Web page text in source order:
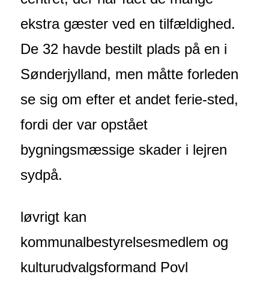
ekstra gæster ved en tilfældighed.
De 32 havde bestilt plads på en i
Sønderjylland, men måtte forleden
se sig om efter et andet ferie-sted,
fordi der var opstået
bygningsmæssige skader i lejren
sydpå.
løvrigt kan
kommunalbestyrelsesmedlem og
kulturudvalgsformand Povl